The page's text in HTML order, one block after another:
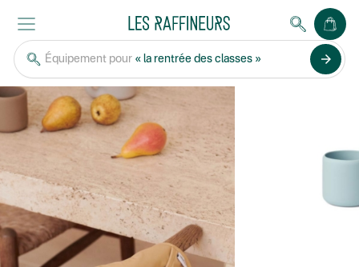
Équipement pour « la rentrée des classes » arrow_forward